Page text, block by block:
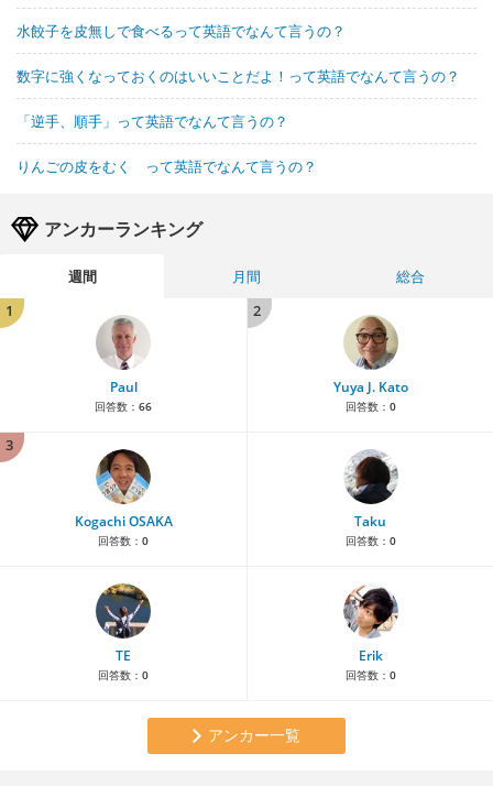
水餃子を皮無しで食べるって英語でなんて言うの？
数字に強くなっておくのはいいことだよ！って英語でなんて言うの？
「逆手、順手」って英語でなんて言うの？
りんごの皮をむく って英語でなんて言うの？
アンカーランキング
週間 月間
総合
1
Paul
回答数： 66
2
Yuya J. Kato
回答数： 0
3
Kogachi OSAKA
回答数： 0
Taku
回答数： 0
TE
回答数： 0
Erik
回答数： 0
アンカー一覧